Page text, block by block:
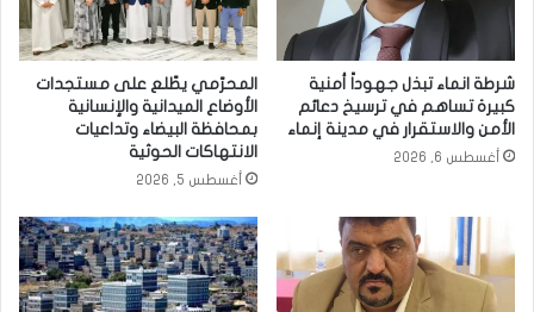
شرطة انماء تبذل جهوداً أمنية
كبيرة تساهم في ترسيخ دعائم
الأمن والاستقرار في مدينة إنماء
أغسطس 6, 2026
المحرّمي يطّلع على مستجدات
الأوضاع الميدانية والإنسانية
بمحافظة البيضاء وتداعيات
الانتهاكات الحوثية
أغسطس 5, 2026